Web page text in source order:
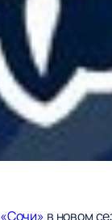
«Сочи» в новом